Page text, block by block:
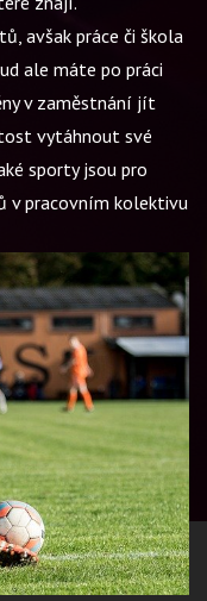
avšak práce či škola
ale máte po práci
v zaměstnání jít
vytáhnout své
sporty jsou pro
v pracovním kolektivu